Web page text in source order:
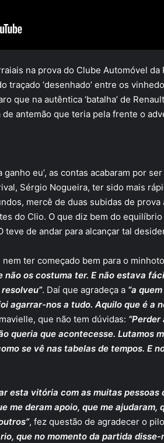
na prova do Clube Automóvel da
traçado ‘desenhado’ entre os
que na autêntica ‘batalha’ de
antemão que teria pela frente o
ganho eu’, as contas acabaram por
Sérgio Nogueira, ter sido mais
mercê de duas subidas de
do Clio. O que diz bem do
teve de andar para alcançar tal
ter começado bem para o minhoto
os costuma ter. E não estava
. Daí que agradeça a “a
agarrar-nos a tudo. Aquilo que é a
que não tem dúvidas:
queria que acontecesse. Lutamos
se vê nas tabelas de tempos. E
esta vitória com as muitas pessoas
me deram apoio, que me ajudaram,
, fez questão de agradecer o
que no momento da partida